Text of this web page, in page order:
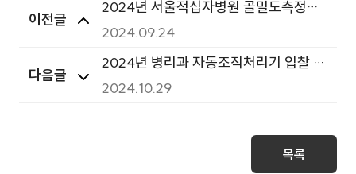
이전글
2024년 서울적십자병원 골밀도측정기
매각 입차공고
2024.09.24
다음글
2024년 병리과 자동조직처리기 입찰 공
고
2024.10.29
목록